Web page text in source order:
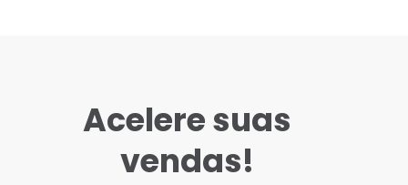
Acelere suas
vendas!